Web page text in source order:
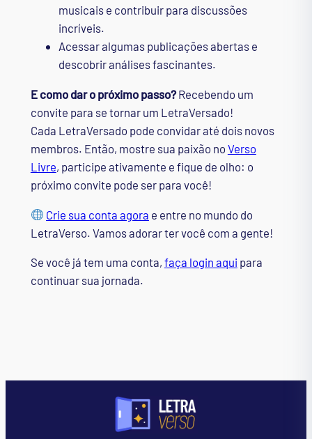
musicais e contribuir para discussões
incríveis.
Acessar algumas publicações abertas e
descobrir análises fascinantes.
E como dar o próximo passo?Recebendo um
convite para se tornar um LetraVersado!
Cada LetraVersado pode convidar até dois novos
membros. Então, mostre sua paixão no Verso
Livre, participe ativamente e fique de olho: o
próximo convite pode ser para você!
Crie sua conta agora e entre no mundo do
LetraVerso. Vamos adorar ter você com a gente!
Se você já tem uma conta, faça login aqui para
continuar sua jornada.